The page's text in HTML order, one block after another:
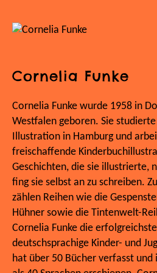
Cornelia Funke
Cornelia Funke wurde 1958 in
Westfalen geboren. Sie
Illustration in Hamburg und
freischaffende
Geschichten, die sie illustrierte,
fing sie selbst an zu schreiben.
zählen Reihen wie die
Hühner sowie die Tintenwelt-
Cornelia Funke die
deutschsprachige Kinder- und
hat über 50 Bücher verfasst und